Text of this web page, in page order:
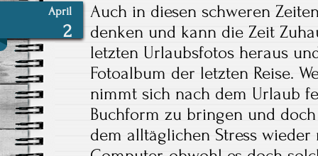
April
2
Auch in diesen schweren
denken und kann die Zeit
letzten Urlaubsfotos heraus
Fotoalbum der letzten Reise.
nimmt sich nach dem Urlaub
Buchform zu bringen und
dem alltäglichen Stress